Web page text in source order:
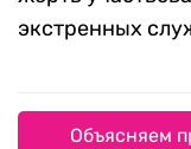
экстренных
Объясняем